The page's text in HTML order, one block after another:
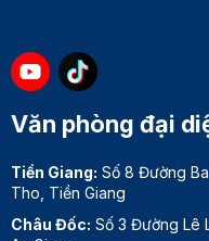
Văn phòng đại
Tiền Giang: Số 8 Đường
Tho, Tiền Giang
Châu Đốc: Số 3 Đường Lê